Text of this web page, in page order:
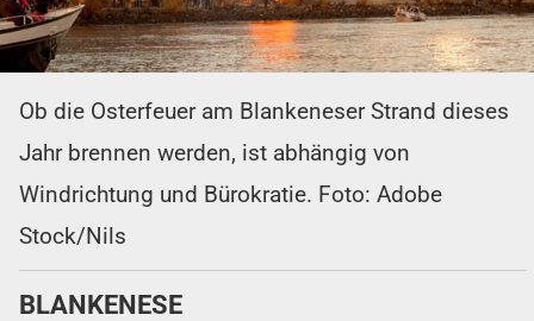
Ob die Osterfeuer am Blankeneser Strand dieses
Jahr brennen werden, ist abhängig von
Windrichtung und Bürokratie. Foto: Adobe
Stock/Nils
BLANKENESE